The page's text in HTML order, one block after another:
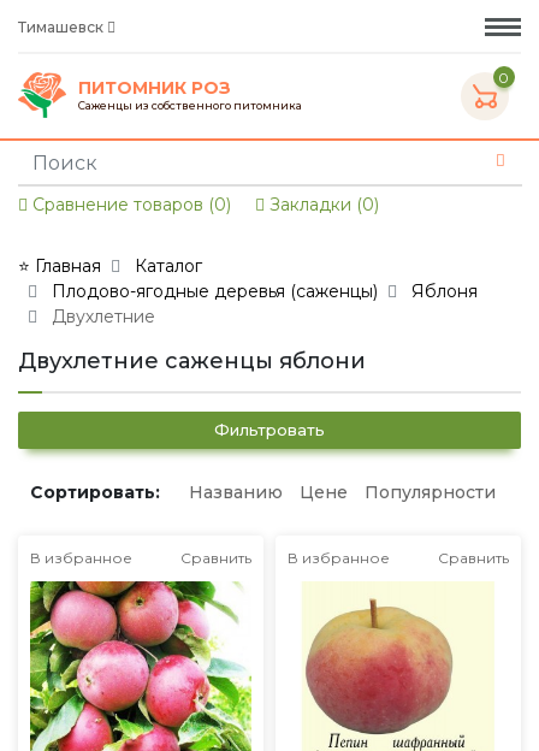
Тимашевск
ПИТОМНИК РОЗ
Саженцы из собственного питомника
0
Сравнение товаров (0) Закладки (0)
⭐ Главная
Каталог
Плодово-ягодные деревья (саженцы)
Яблоня
Двухлетние
Двухлетние саженцы яблони
Фильтровать
Сортировать: Названию Цене Популярности
В избранное Сравнить В избранное Сравнить